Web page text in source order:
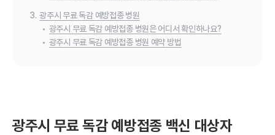
3. 광주시 무료 독감 예방접종 병원
• 광주시 무료 독감 예방접종 병원은 어디서 확인하나요?
• 광주시 무료 독감 예방접종 병원 예약 방법
광주시 무료 독감 예방접종 백신 대상자